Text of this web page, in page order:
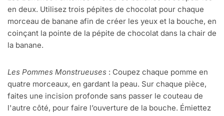
en deux. Utilisez trois pépites de chocolat pour chaque
morceau de banane afin de créer les yeux et la bouche, en
coinçant la pointe de la pépite de chocolat dans la chair de
la banane.
Les Pommes Monstrueuses : Coupez chaque pomme en
quatre morceaux, en gardant la peau. Sur chaque pièce,
faites une incision profonde sans passer le couteau de
l'autre côté, pour faire l’ouverture de la bouche. Émiettez